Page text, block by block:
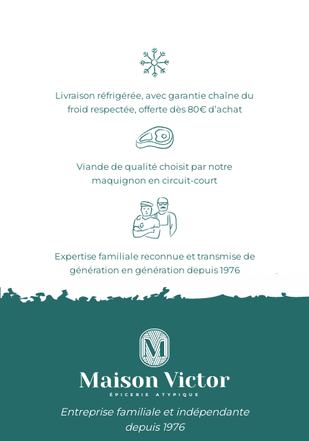
Livraison réfrigérée, avec garantie chaîne du
froid respectée, offerte dès 80€ d’achat
Viande de qualité choisit par notre
maquignon en circuit-court
Expertise familiale reconnue et transmise de
génération en génération depuis 1976
ÉPICERIE ATYPIQUE
Entreprise familiale et indépendante
depuis 1976